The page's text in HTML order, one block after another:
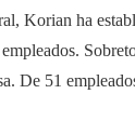
Korian ha
De 51